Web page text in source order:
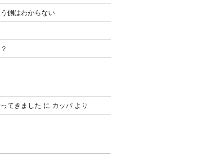
側はわからない
てきました に カッパより